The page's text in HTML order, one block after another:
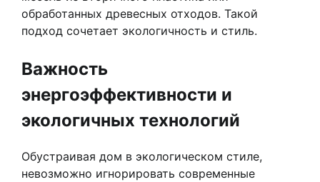
обработанных древесных отходов. Такой
подход сочетает экологичность и стиль.
Важность
энергоэффективности и
экологичных технологий
Обустраивая дом в экологическом стиле,
невозможно игнорировать современные